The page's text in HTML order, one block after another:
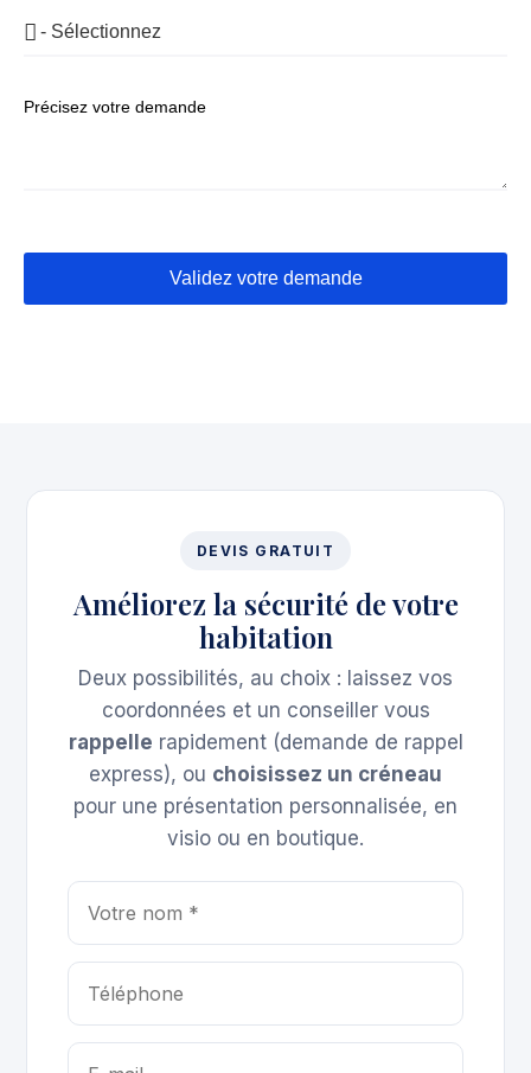
Précisez votre demande
Validez votre demande
DEVIS GRATUIT
Améliorez la sécurité de votre
habitation
Deux possibilités, au choix : laissez vos
coordonnées et un conseiller vous
rappelle rapidement (demande de rappel
express), ou choisissez un créneau
pour une présentation personnalisée, en
visio ou en boutique.